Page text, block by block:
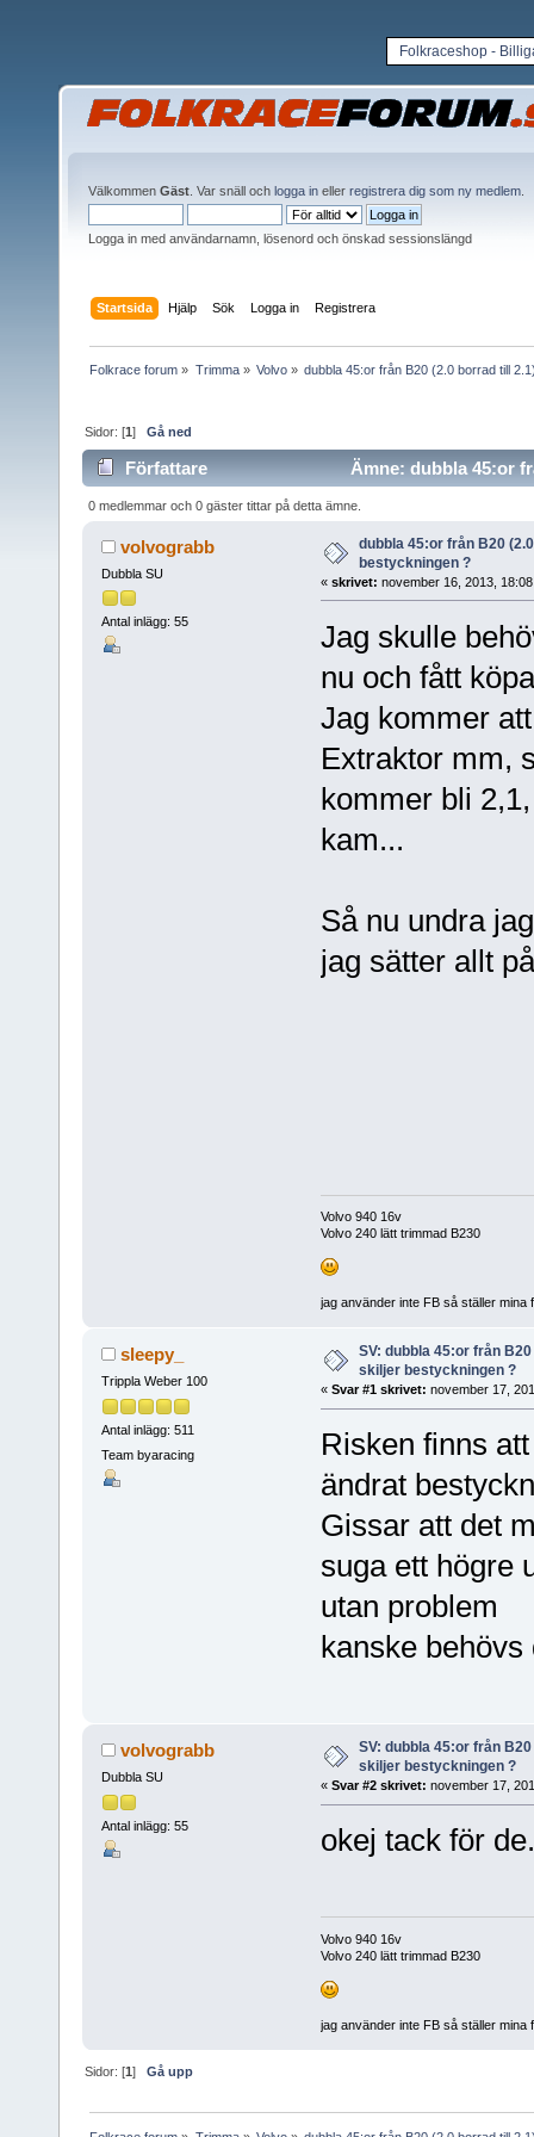
Folkraceshop -
Välkommen Gäst . Var snäll och logga in eller registrera dig som ny medlem
Logga in med användarnamn, lösenord och önskad sessionslängd
Startsida Hjälp Sök Logga in Registrera
Folkrace forum » Trimma» Volvo» dubbla 45:or från B20 (2.0 borrad till
Sidor: [1]Gå ned
Författare
Ämne: dubbla 45:or
gånger)
0 medlemmar och 0 gäster tittar på detta ämne.
volvograbb
Dubbla SU
Antal inlägg: 55
dubbla 45:or från B20
bestyckningen ?
« skrivet: november 16, 2013,
Jag skulle
nu och fått
Jag kommer
Extraktor mm,
kommer bli
kam...
Så nu undra
jag sätter allt
Volvo 940 16v
Volvo 240 lätt trimmad B230
jag använder inte FB så ställer mina
sleepy_
Trippla Weber 100
Antal inlägg: 511
Team byaracing
SV: dubbla 45:or från
skiljer bestyckningen ?
« Svar #1 skrivet: november 17,
Risken finns
ändrat
Gissar att det
suga ett högre
utan problem
kanske
volvograbb
Dubbla SU
Antal inlägg: 55
SV: dubbla 45:or från
skiljer bestyckningen ?
« Svar #2 skrivet: november 17,
okej tack för
Volvo 940 16v
Volvo 240 lätt trimmad B230
jag använder inte FB så ställer mina
Sidor: [1]Gå upp